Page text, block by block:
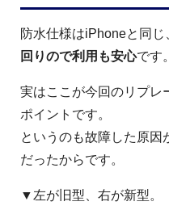
防水仕様はiPhoneと同じ
回りので利用も安心です。
実はここが今回のリプレ
ポイントです。
というのも故障した原因
だったからです。
▼左が旧型、右が新型。